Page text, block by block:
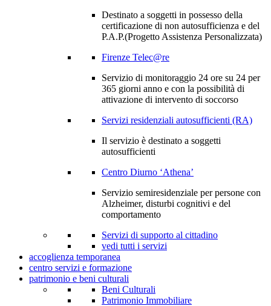
Destinato a soggetti in possesso della
certificazione di non autosufficienza e del
P.A.P.(Progetto Assistenza Personalizzata)
Firenze Telec@re
Servizio di monitoraggio 24 ore su 24 per
365 giorni anno e con la possibilità di
attivazione di intervento di soccorso
Servizi residenziali autosufficienti (RA)
Il servizio è destinato a soggetti
autosufficienti
Centro Diurno ‘Athena’
Servizio semiresidenziale per persone con
Alzheimer, disturbi cognitivi e del
comportamento
Servizi di supporto al cittadino
vedi tutti i servizi
accoglienza temporanea
centro servizi e formazione
patrimonio e beni culturali
Beni Culturali
Patrimonio Immobiliare